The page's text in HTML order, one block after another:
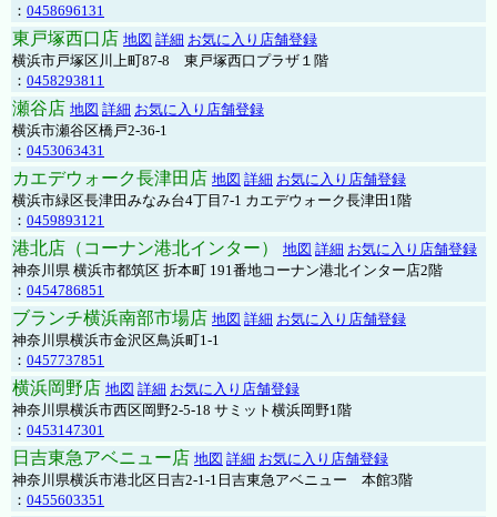
： 0458696131
東戸塚西口店 地図 詳細 お気に入り店舗登録
横浜市戸塚区川上町87-8 東戸塚西口プラザ１階
： 0458293811
瀬谷店 地図 詳細 お気に入り店舗登録
横浜市瀬谷区橋戸2-36-1
： 0453063431
カエデウォーク長津田店 地図 詳細 お気に入り店舗登録
横浜市緑区長津田みなみ台4丁目7-1 カエデウォーク長津田1階
： 0459893121
港北店（コーナン港北インター） 地図 詳細 お気に入り店舗登録
神奈川県 横浜市都筑区 折本町 191番地コーナン港北インター店2階
： 0454786851
ブランチ横浜南部市場店 地図 詳細 お気に入り店舗登録
神奈川県横浜市金沢区鳥浜町1-1
： 0457737851
横浜岡野店 地図 詳細 お気に入り店舗登録
神奈川県横浜市西区岡野2-5-18 サミット横浜岡野1階
： 0453147301
日吉東急アベニュー店 地図 詳細 お気に入り店舗登録
神奈川県横浜市港北区日吉2-1-1日吉東急アベニュー 本館3階
： 0455603351